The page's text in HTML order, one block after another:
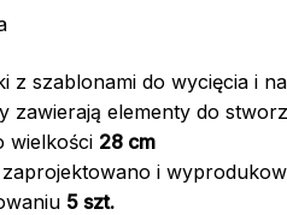
z szablonami do wycięcia i
zawierają elementy do
wielkości 28 cm
i
5 szt.